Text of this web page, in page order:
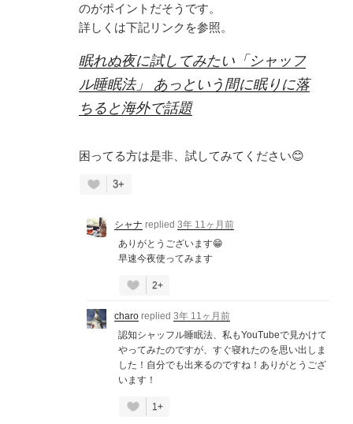
のがポイントだそうです。
詳しくは下記リンクを参照。
眠れぬ夜に試してみたい「シャッフ
ル睡眠法」 あっという間に眠りに落
ちると海外で話題
困ってる方は是非、試してみてください😊
3+
シャナ replied 3年 11ヶ月前
ありがとうございます😁
早速今夜使ってみます
2+
charo replied 3年 11ヶ月前
認知シャッフル睡眠法、私もYouTubeで見かけて
やってみたのですが、すぐ寝れたのを思い出しま
した！自分でも出来るのですね！ありがとうござ
います！
1+